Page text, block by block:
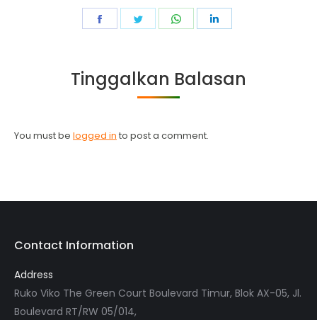
Share
Share
Share
Tinggalkan Balasan
You must be logged in to post a comment.
Contact Information
Address
Ruko Viko The Green Court Boulevard Timur, Blok AX-05, Jl.
Boulevard RT/RW 05/014,